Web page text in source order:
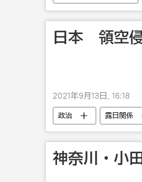
日本 領空
2021年9月13日, 16:18
政治 露日関係
神奈川・小